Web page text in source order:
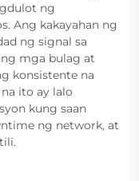
ng
Ang kakayahan ng
ng signal sa
mga bulag at
konsistente na
ito ay lalo
kung saan
ng network, at